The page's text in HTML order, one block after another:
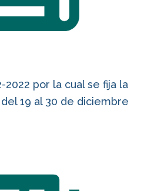
2022 por la cual se fija la
19 al 30 de diciembre